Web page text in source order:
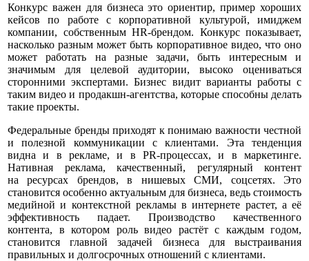
Конкурс важен для бизнеса это ориентир, пример хороших
кейсов по работе с корпоративной культурой, имиджем
компании, собственным HR-брендом. Конкурс показывает,
насколько разным может быть корпоративное видео, что оно
может работать на разные задачи, быть интересным и
значимым для целевой аудитории, высоко оцениваться
сторонними экспертами. Бизнес видит варианты работы с
таким видео и продакшн-агентства, которые способны делать
такие проекты.
Федеральные бренды приходят к понимаю важности честной
и полезной коммуникации с клиентами. Эта тенденция
видна и в рекламе, и в PR-процессах, и в маркетинге.
Нативная реклама, качественный, регулярный контент
на ресурсах брендов, в нишевых СМИ, соцсетях. Это
становится особенно актуальным для бизнеса, ведь стоимость
медийной и контекстной рекламы в интернете растет, а её
эффективность падает. Производство качественного
контента, в котором роль видео растёт с каждым годом,
становится главной задачей бизнеса для выстраивания
правильных и долгосрочных отношений с клиентами.